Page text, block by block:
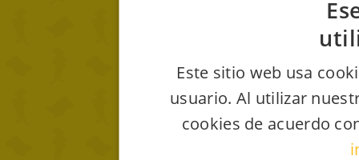
Este sitio web usa
usuario. Al utilizar
cookies de acuerdo